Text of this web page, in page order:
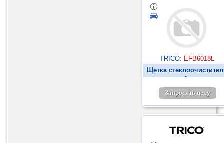
TRICO: EFB6018L
Щетка
►
Запросить цену